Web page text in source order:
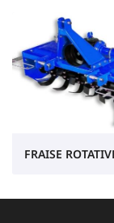
- Outils
produits
Avis